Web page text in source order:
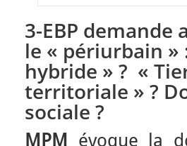
3-EBP demande
le « périurbain
hybride » ? «
territoriale » ?
sociale ?
MPM
évoque la